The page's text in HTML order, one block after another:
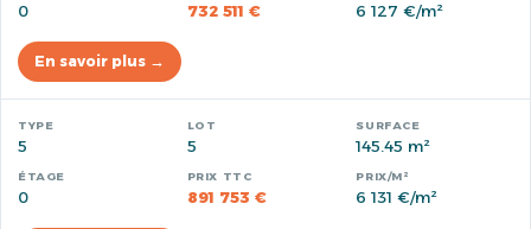
0 732 511 € 6 127 €/m²
En savoir plus →
5 5 145.45 m²
0 891 753 € 6 131 €/m²